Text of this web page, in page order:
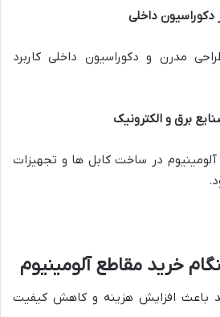
دکوراسیون داخلی
مدرن و دکوراسیون داخلی کاربرد
برق و الکترونیک
در ساخت کابل ها و تجهیزات
خرید مقاطع آلومینیوم
باعث افزایش هزینه و کاهش کیفیت